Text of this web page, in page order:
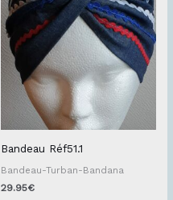
Bandeau Réf51.1
Bandeau-Turban-Bandana
29.95€